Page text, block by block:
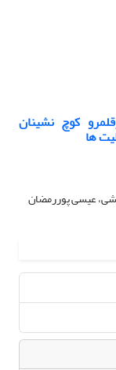
کوچ نشینان
ها
عیسی پوررمضان